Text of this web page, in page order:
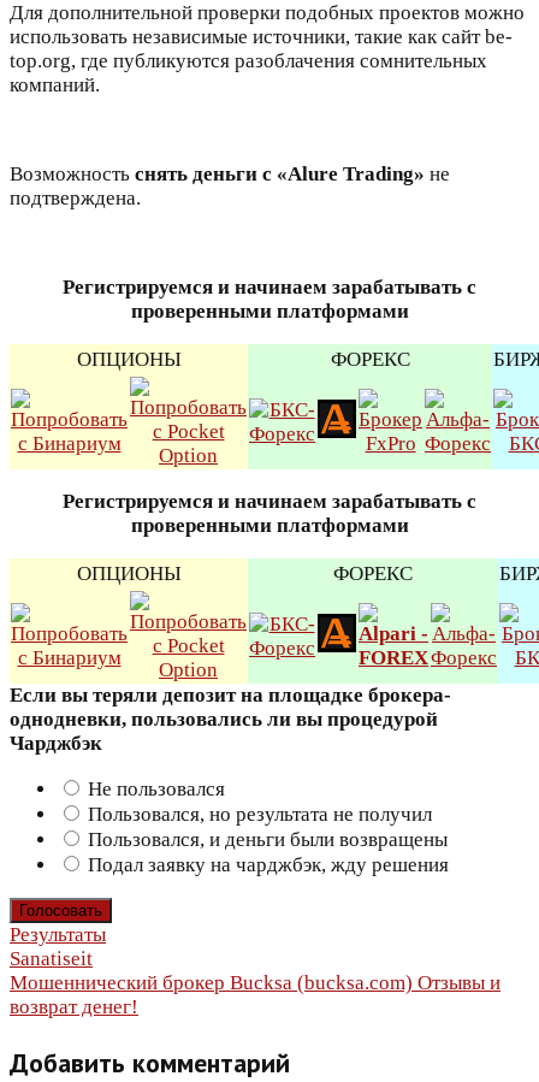
Для дополнительной проверки подобных проектов можно
использовать независимые источники, такие как сайт be-
top.org, где публикуются разоблачения сомнительных
компаний.
Возможность снять деньги с «Alure Trading» не
подтверждена.
Регистрируемся и начинаем зарабатывать с
проверенными платформами
ОПЦИОНЫ ФОРЕКС
Регистрируемся и начинаем зарабатывать с
проверенными платформами
ОПЦИОНЫ ФОРЕКС
Если вы теряли депозит на площадке брокера-
однодневки, пользовались ли вы процедурой
Чарджбэк
Не пользовался
Пользовался, но результата не получил
Пользовался, и деньги были возвращены
Подал заявку на чарджбэк, жду решения
Результаты
Навигация
по
записям
Sanatiseit
Мошеннический брокер Bucksa (bucksa.com) Отзывы и
возврат денег!
Добавить комментарий